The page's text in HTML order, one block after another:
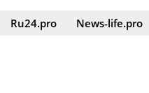
Ru24.pro News‑life.pro